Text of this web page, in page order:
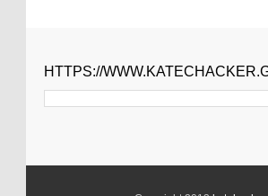
HTTPS://